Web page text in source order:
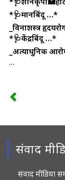
*🩺मानबिंदू …*
_विनाशस्त्र
*🩺केंद्रबिंदू …*
_अत्याधुनिक
…
संवाद
संवाद मीडिया